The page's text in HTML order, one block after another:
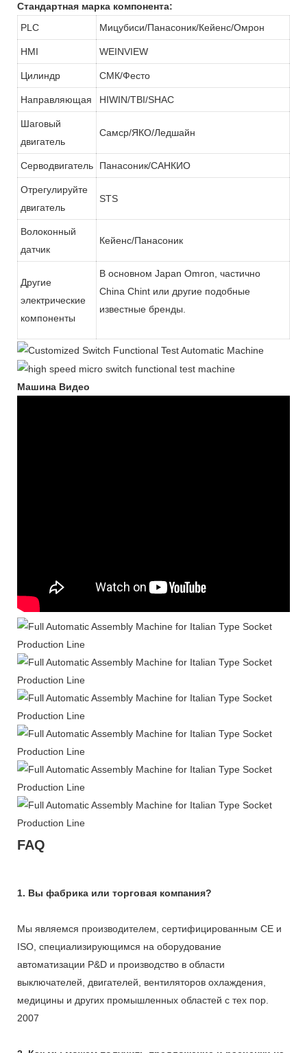
Стандартная марка компонента:
PLC
Мицубиси/Панасоник/Кейенс/Омрон
HMI WEINVIEW
Цилиндр СМК/Фесто
Направляющая HIWIN/TBI/SHAC
Шаговый
двигатель
Самср/ЯКО/Ледшайн
Серводвигатель Панасоник/САНКИО
Отрегулируйте
двигатель
STS
Волоконный
датчик
Кейенс/Панасоник
Другие
электрические
компоненты
В основном Japan Omron, частично
China Chint или другие подобные
известные бренды.
Машина Видео
FAQ
1. Вы фабрика или торговая компания?
Мы являемся производителем, сертифицированным CE и
ISO, специализирующимся на оборудование
автоматизации Р&D и производство в области
выключателей, двигателей, вентиляторов охлаждения,
медицины и других промышленных областей с тех пор.
2007